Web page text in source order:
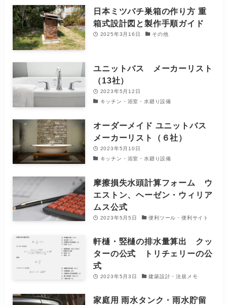
日本ミツバチ巣箱の作り方 重
箱式設計図と製作手順ガイド
2025年3月16日 その他
ユニットバス メーカーリスト
（13社）
2023年5月12日
キッチン・浴室・水廻り設備
オーダーメイド ユニットバス
メーカーリスト（６社）
2023年5月10日
キッチン・浴室・水廻り設備
摩擦損失水頭計算フォーム ウ
エストン、ヘーゼン・ウィリア
ムス公式
2023年5月5日 便利ツール・便利サイト
軒樋・竪樋の排水量算出 クッ
ターの公式 トリチェリーの公
式
2023年5月3日 建築設計・法規メモ
家庭用 雨水タンク・雨水貯留